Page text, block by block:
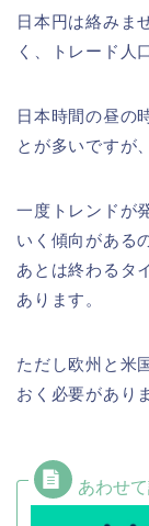
日本円は絡みま
く、トレード人
日本時間の昼の
とが多いですが
一度トレンドが
いく傾向がある
あとは終わるタ
あります。
ただし欧州と米
おく必要があり